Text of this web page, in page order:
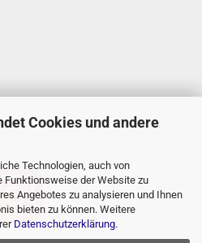
Cookies und andere
Technologien, auch von
Funktionsweise der Website zu
Angebotes zu analysieren und Ihnen
bieten zu können. Weitere
Datenschutzerklärung.